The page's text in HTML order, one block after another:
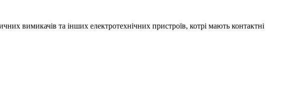
вимикачів та інших електротехнічних пристроїв, котрі мають контактні